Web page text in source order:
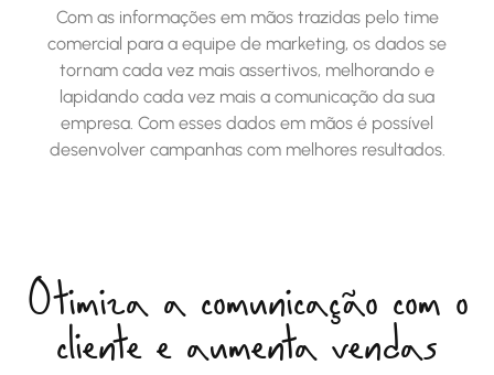
Com as informações em mãos trazidas pelo time
comercial para a equipe de marketing, os dados se
tornam cada vez mais assertivos, melhorando e
lapidando cada vez mais a comunicação da sua
empresa. Com esses dados em mãos é possível
desenvolver campanhas com melhores resultados.
Otimiza a comunicação com o
cliente e aumenta vendas